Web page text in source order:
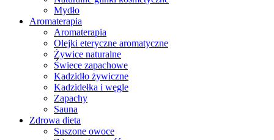
Mydło
Aromaterapia
Aromaterapia
Olejki eteryczne aromatyczne
Żywice naturalne
Świece zapachowe
Kadzidło żywiczne
Kadzidełka i węgle
Zapachy
Sauna
Zdrowa dieta
Suszone owoce